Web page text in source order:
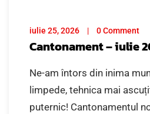
iulie 25, 2026 0 Comment
Cantonament – iulie
Ne-am întors din inima
limpede, tehnica mai
puternic! Cantonamentul